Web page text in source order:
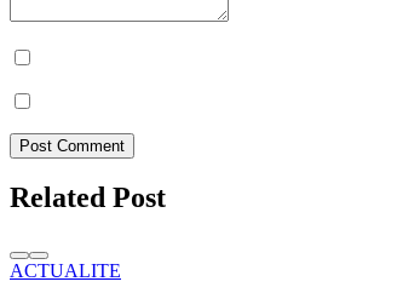
Post Comment
Related Post
ACTUALITE